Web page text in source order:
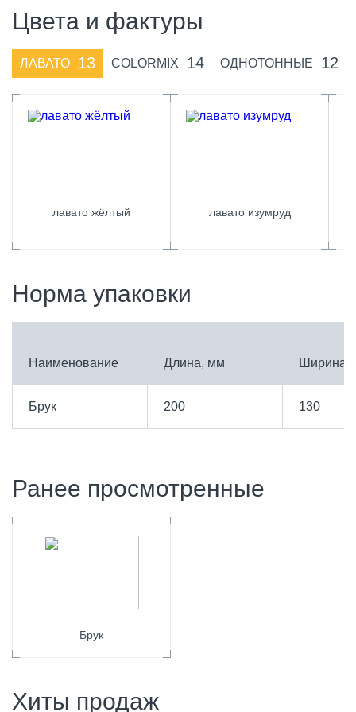
Цвета и фактуры
ЛАВАТО 13 COLORMIX 14 ОДНОТОННЫЕ 12
лавато жёлтый лавато изумруд
Норма упаковки
Наименование Длина, мм Ширина,
Брук 200 130
Ранее просмотренные
Брук
Хиты продаж